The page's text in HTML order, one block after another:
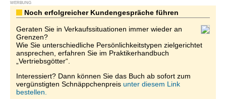
WERBUNG
Noch erfolgreicher Kundengespräche führen
Geraten Sie in Verkaufssituationen immer wieder an
Grenzen?
Wie Sie unterschiedliche Persönlichkeitstypen zielgerichtet
ansprechen, erfahren Sie im Praktikerhandbuch
„Vertriebsgötter“.
Interessiert? Dann können Sie das Buch ab sofort zum
vergünstigten Schnäppchenpreis unter diesem Link
bestellen.